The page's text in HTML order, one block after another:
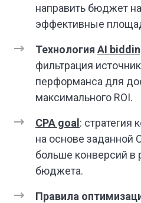
направить бюджет
эффективные
Технология AI
фильтрация
перформанса для
максимального ROI.
CPA goal : стратегия
на основе заданной
больше конверсий в
бюджета.
Правила